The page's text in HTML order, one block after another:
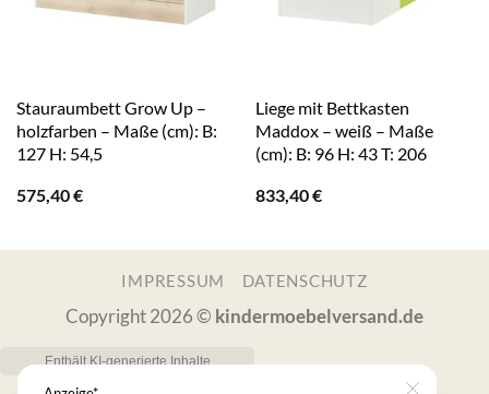
Stauraumbett Grow Up –
holzfarben – Maße (cm): B:
127 H: 54,5
575,40€
Liege mit Bettkasten
Maddox – weiß – Maße
(cm): B: 96 H: 43 T: 206
833,40€
IMPRESSUM DATENSCHUTZ
Copyright 2026 © kindermoebelversand.de